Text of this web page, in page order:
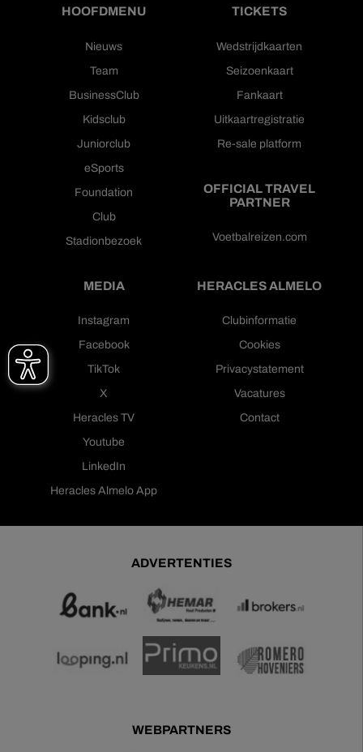
HOOFDMENU
Nieuws
Team
BusinessClub
Kidsclub
Juniorclub
eSports
Foundation
Club
Stadionbezoek
TICKETS
Wedstrijdkaarten
Seizoenkaart
Fankaart
Uitkaartregistratie
Re-sale platform
OFFICIAL TRAVEL
PARTNER
Voetbalreizen.com
MEDIA
Instagram
Facebook
TikTok
X
Heracles TV
Youtube
LinkedIn
Heracles Almelo App
HERACLES ALMELO
Clubinformatie
Cookies
Privacystatement
Vacatures
Contact
ADVERTENTIES
WEBPARTNERS